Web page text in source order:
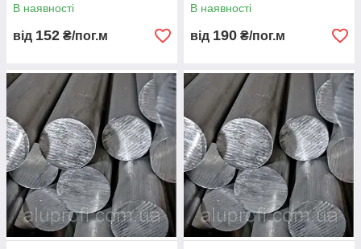
В наявності
від 152 ₴/пог.м
В наявності
від 190 ₴/пог.м